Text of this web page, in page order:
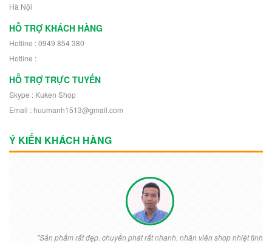
Hà Nội
HỖ TRỢ KHÁCH HÀNG
Hotline : 0949 854 380
Hotline :
HỖ TRỢ TRỰC TUYẾN
Skype : Kuken Shop
Email : huumanh1513@gmail.com
Ý KIẾN KHÁCH HÀNG
"Sản phẩm rất đẹp. chuyển phát rất nhanh. nhân viên shop nhiệt tình